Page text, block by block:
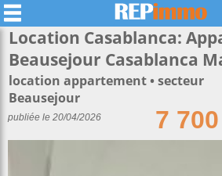
Location Casablanca:
Beausejour Casablanca
location appartement
secteur
Beausejour
7
publiée le 20/04/2026